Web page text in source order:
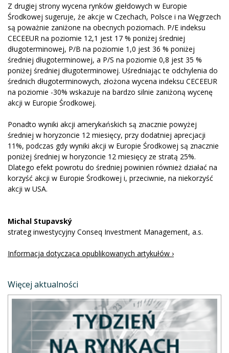
Z drugiej strony wycena rynków giełdowych w Europie
Środkowej sugeruje, że akcje w Czechach, Polsce i na Węgrzech
są poważnie zaniżone na obecnych poziomach. P/E indeksu
CECEEUR na poziomie 12,1 jest 17 % poniżej średniej
długoterminowej, P/B na poziomie 1,0 jest 36 % poniżej
średniej długoterminowej, a P/S na poziomie 0,8 jest 35 %
poniżej średniej długoterminowej. Uśredniając te odchylenia do
średnich długoterminowych, złożona wycena indeksu CECEEUR
na poziomie -30% wskazuje na bardzo silnie zaniżoną wycenę
akcji w Europie Środkowej.
Ponadto wyniki akcji amerykańskich są znacznie powyżej
średniej w horyzoncie 12 miesięcy, przy dodatniej aprecjacji
11%, podczas gdy wyniki akcji w Europie Środkowej są znacznie
poniżej średniej w horyzoncie 12 miesięcy ze stratą 25%.
Dlatego efekt powrotu do średniej powinien również działać na
korzyść akcji w Europie Środkowej i, przeciwnie, na niekorzyść
akcji w USA.
Michal Stupavský
strateg inwestycyjny Conseq Investment Management, a.s.
Informacja dotycząca opublikowanych artykułów ›
Więcej aktualności